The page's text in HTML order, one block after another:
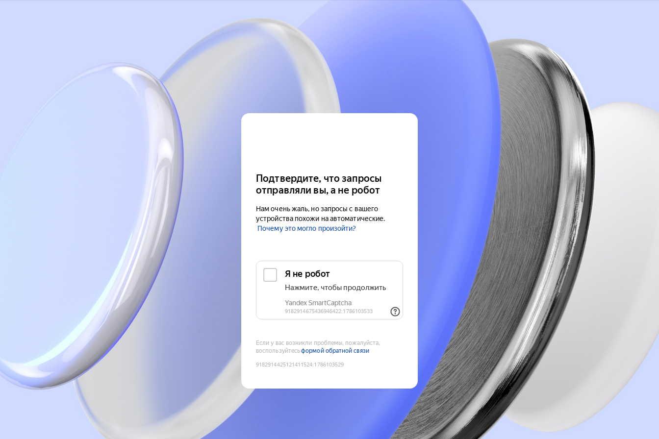
Подтвердите, что запросы
отправляли вы, а не робот
Нам очень жаль, но запросы с вашего
устройства похожи на автоматические.
Почему это могло произойти?
Если у вас возникли проблемы, пожалуйста,
воспользуйтесьформой обратной связи
9182914425121411524:1786103529